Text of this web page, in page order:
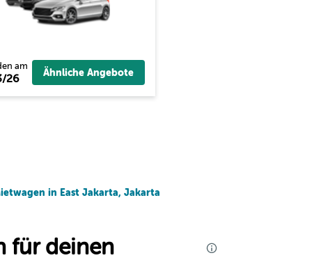
am
26 Ähnliche Angebote
in East Jakarta, Jakarta
für deinen